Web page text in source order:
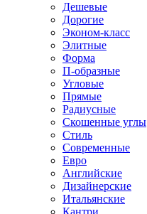
Дешевые
Дорогие
Эконом-класс
Элитные
Форма
П-образные
Угловые
Прямые
Радиусные
Скошенные углы
Стиль
Современные
Евро
Английские
Дизайнерские
Итальянские
Кантри